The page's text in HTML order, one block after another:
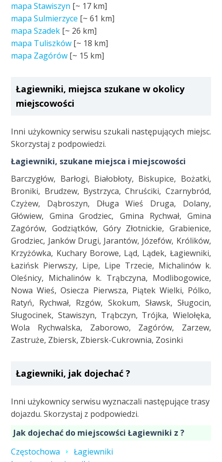
mapa Stawiszyn [~ 17 km]
mapa Sulmierzyce [~61 km]
mapa Szadek [~ 26 km]
mapa Tuliszków [~ 18 km]
mapa Zagórów [~ 15 km]
Łagiewniki, miejsca szukane w okolicy
miejscowości
Inni użykownicy serwisu szukali następujących miejsc.
Skorzystaj z podpowiedzi.
Łagiewniki, szukane miejsca i miejscowości
Barczygłów, Barłogi, Białobłoty, Biskupice, Bożatki,
Broniki, Brudzew, Bystrzyca, Chruściki, Czarnybród,
Czyżew, Dąbroszyn, Długa Wieś Druga, Dolany,
Główiew, Gmina Grodziec, Gmina Rychwał, Gmina
Zagórów, Godziątków, Góry Złotnickie, Grabienice,
Grodziec, Janków Drugi, Jarantów, Józefów, Królików,
Krzyżówka, Kuchary Borowe, Ląd, Lądek, Łagiewniki,
Łazińsk Pierwszy, Lipe, Lipe Trzecie, Michalinów k.
Oleśnicy, Michalinów k. Trąbczyna, Modlibogowice,
Nowa Wieś, Osiecza Pierwsza, Piątek Wielki, Pólko,
Ratyń, Rychwał, Rzgów, Skokum, Sławsk, Sługocin,
Sługocinek, Stawiszyn, Trąbczyn, Trójka, Wielołęka,
Wola Rychwalska, Zaborowo, Zagórów, Zarzew,
Zastruże, Zbiersk, Zbiersk-Cukrownia, Zosinki
Łagiewniki, jak dojechać ?
Inni użykownicy serwisu wyznaczali następujące trasy
dojazdu. Skorzystaj z podpowiedzi.
Jak dojechać do miejscowści Łagiewniki z ?
Częstochowa
Łagiewniki